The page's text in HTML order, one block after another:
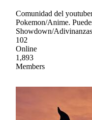
Comunidad del
Pokemon/Anime.
Showdown/
102
Online
1,893
Members